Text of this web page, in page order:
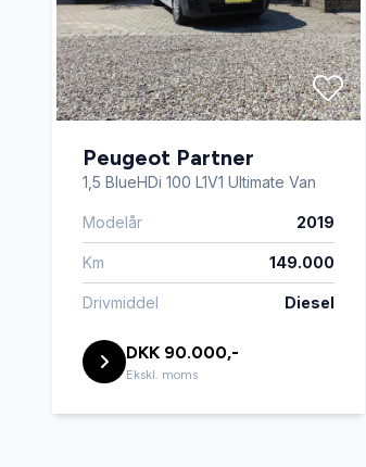
Peugeot Partner
1,5 BlueHDi 100 L1V1 Ultimate Van
Modelår 2019
Km 149.000
Drivmiddel Diesel
DKK 90.000,-
Ekskl. moms